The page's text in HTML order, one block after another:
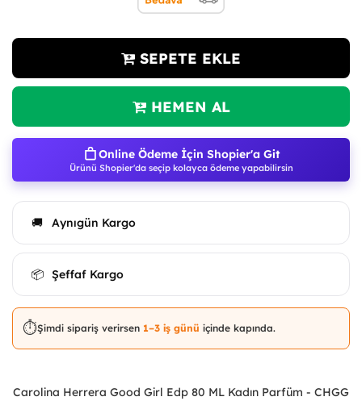
SEPETE EKLE
HEMEN AL
Online Ödeme İçin Shopier'a Git
Ürünü Shopier'da seçip kolayca ödeme yapabilirsin
🚚 Aynıgün Kargo
📦 Şeffaf Kargo
⏱️Şimdi sipariş verirsen 1–3 iş günü içinde kapında.
Carolina Herrera Good Girl Edp 80 ML Kadın Parfüm - CHGG